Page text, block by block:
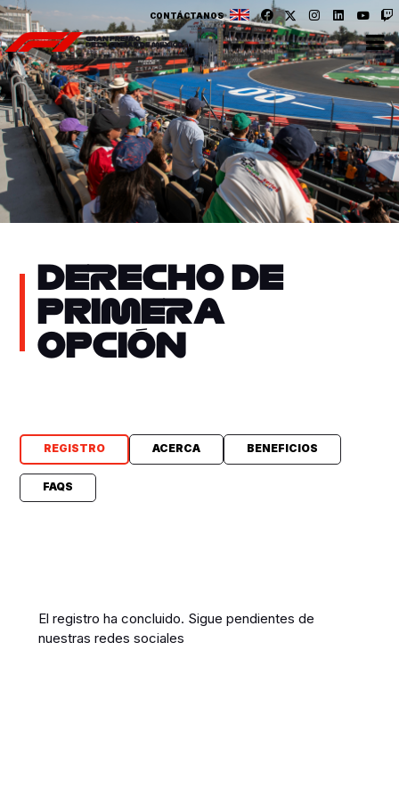
CONTÁCTANOS
DERECHO DE
PRIMERA
OPCIÓN
REGISTRO ACERCA BENEFICIOS
FAQS
El registro ha concluido. Sigue pendientes de
nuestras redes sociales